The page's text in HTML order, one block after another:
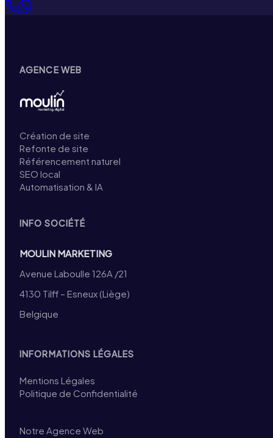
AGENCE WEB
Création de site
Refonte de site
Référencement naturel
SEO local
Automatisation & IA
INFO SOCIÉTÉ
MOULIN MARKETING
Avenue Laboulle 126A /21
4130 Tilff – Esneux (Liège)
Belgique
INFORMATIONS LÉGALES
Mentions Légales
Politique de Confidentialité
Notre Agence Web